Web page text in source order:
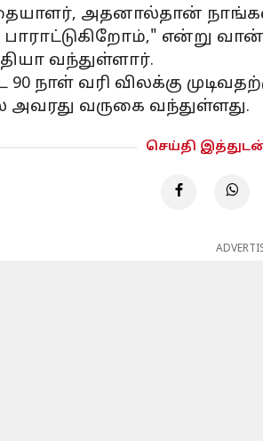
அதனால்தான்
என்று
வந்துள்ளார்.
90 நாள் வரி விலக்கு
அவரது வருகை வந்துள்ளது.
செய்தி